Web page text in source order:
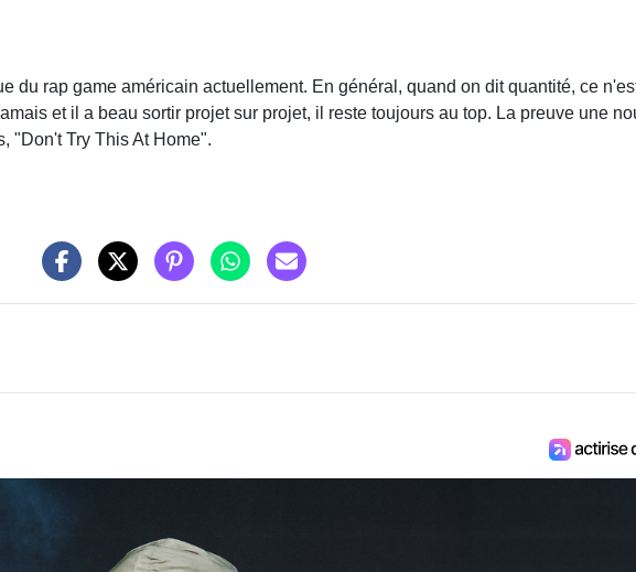
du rap game américain actuellement. En général, quand on dit quantité, ce
et il a beau sortir projet sur projet, il reste toujours au top. La preuve une
"Don't Try This At Home".